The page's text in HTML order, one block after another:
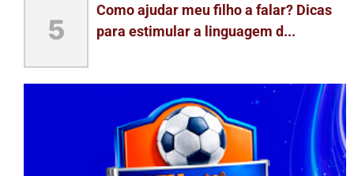
5
Como ajudar meu filho a falar? Dicas
para estimular a linguagem d...